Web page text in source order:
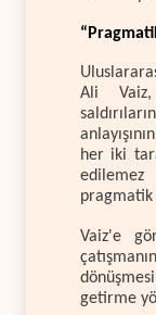
Ali Vaiz,
her iki
edilemez
Vaiz'e
getirme